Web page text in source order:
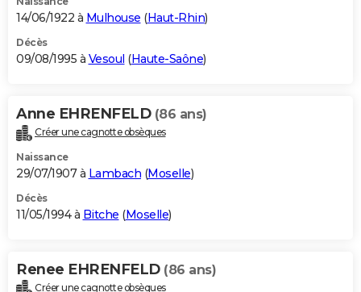
14/06/1922 à Mulhouse (Haut-Rhin)
Décès
09/08/1995 à Vesoul (Haute-Saône)
Anne EHRENFELD (86 ans)
Créer une cagnotte obsèques
Naissance
29/07/1907 à Lambach (Moselle)
Décès
11/05/1994 à Bitche (Moselle)
Renee EHRENFELD (86 ans)
Créer une cagnotte obsèques